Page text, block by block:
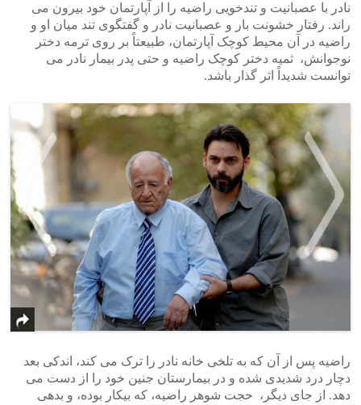
نادر با عصبانیت و تندخویی راضیه را از آپارتمان خود بیرون می
راند. رفتار خشونت بار و عصبانیت نادر و گفتگوی تند میان او و
راضیه در آن محیط کوچک آپارتمان، طبیعتاً بر روی ترمه دختر
نوجوانش، ثمیه دختر کوچک راضیه و حتی پدر بیمار نادر می
توانست شدیداً اثر گذار باشد.
راضیه پس از آن که به تلخی خانه نادر را ترک می کند، اندکی بعد
دچار درد شدیدی شده و در بیمارستان جنین خود را از دست می
دهد. از جای دیگر، حجت شوهر راضیه، که بیکار بوده، و بدهی
>